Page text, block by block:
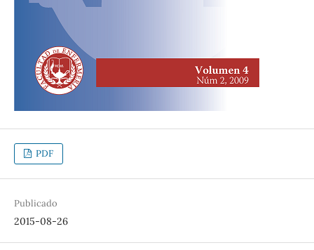
PDF
Publicado
2015-08-26